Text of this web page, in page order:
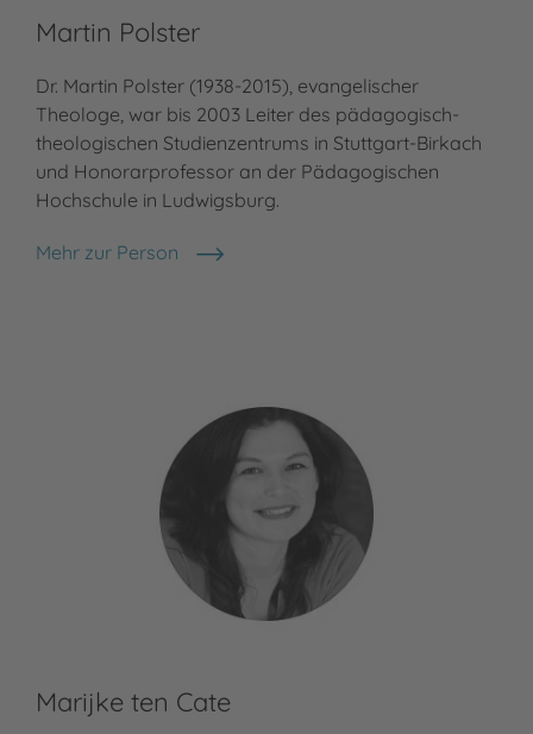
Martin Polster
Dr. Martin Polster (1938-2015), evangelischer
Theologe, war bis 2003 Leiter des pädagogisch-
theologischen Studienzentrums in Stuttgart-Birkach
und Honorarprofessor an der Pädagogischen
Hochschule in Ludwigsburg.
Mehr zur Person
Martin Polster
Marijke ten Cate